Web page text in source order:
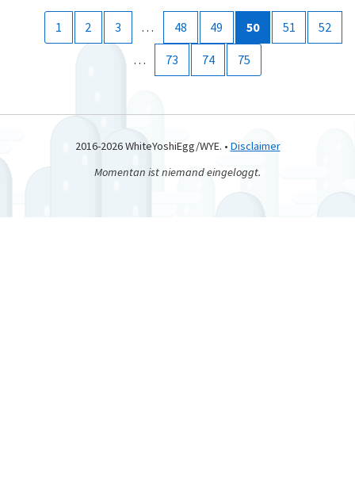
1 2 3 … 48 49 50 51 52
… 73 74 75
2016-2026 WhiteYoshiEgg/WYE. • Disclaimer
Momentan ist niemand eingeloggt.